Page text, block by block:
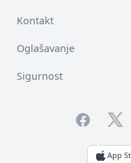
Kontakt
Oglašavanje
Sigurnost
Facebook
App